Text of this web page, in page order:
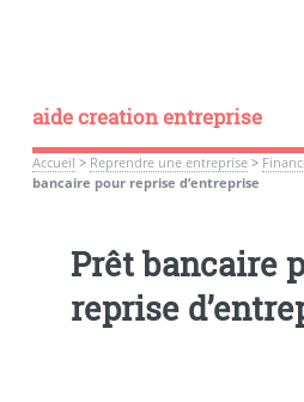
aide creation entreprise
Accueil > Reprendre une entreprise>
bancaire pour reprise d’entreprise
Prêt bancaire
reprise